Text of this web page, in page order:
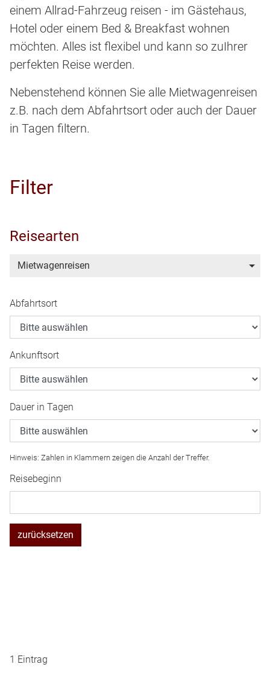
einem Allrad-Fahrzeug reisen - im Gästehaus,
Hotel oder einem Bed & Breakfast wohnen
möchten. Alles ist flexibel und kann so zuIhrer
perfekten Reise werden.
Nebenstehend können Sie alle Mietwagenreisen
z.B. nach dem Abfahrtsort oder auch der Dauer
in Tagen filtern.
Filter
Reisearten
Mietwagenreisen
Abfahrtsort
Ankunftsort
Dauer in Tagen
Hinweis: Zahlen in Klammern zeigen die Anzahl der Treffer.
Reisebeginn
zurücksetzen
1 Eintrag